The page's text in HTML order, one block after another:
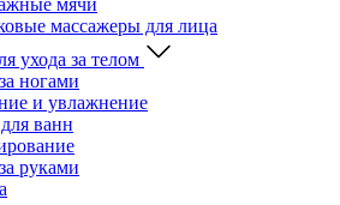
мячи
массажеры для лица
ухода за телом
ногами
и увлажнение
ванн
руками